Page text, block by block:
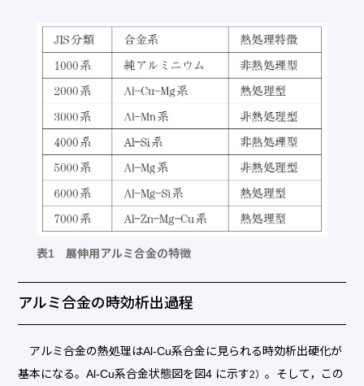
表1 展伸用アルミ合金の特徴
アルミ合金の時効析出過程
アルミ合金の熱処理はAl-Cu系合金に見られる時効析出硬化が
基本になる。Al-Cu系合金状態図を図4 に示す2）。そして，この